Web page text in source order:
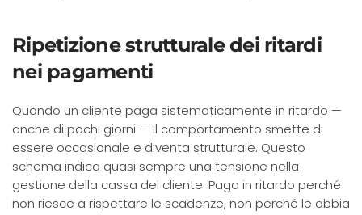
Ripetizione strutturale dei ritardi
nei pagamenti
Quando un cliente paga sistematicamente in ritardo —
anche di pochi giorni — il comportamento smette di
essere occasionale e diventa strutturale. Questo
schema indica quasi sempre una tensione nella
gestione della cassa del cliente. Paga in ritardo perché
non riesce a rispettare le scadenze, non perché le abbia